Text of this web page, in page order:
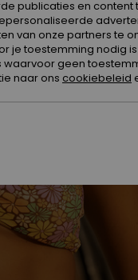
publicaties en content
van onze partners te
je toestemming nodig
geen
naar ons cookiebeleid